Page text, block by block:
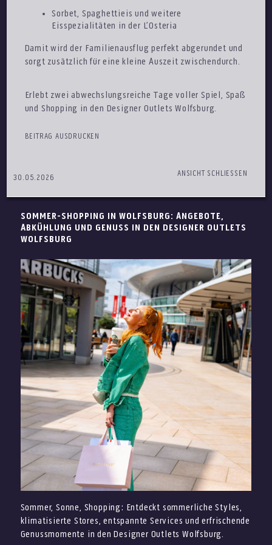
30.05.2026
Sorbet, Spaghettieis und weitere
Eisspezialitäten in der L’Osteria
Damit wird der Familienausflug perfekt abgerundet und
sorgt zusätzlich für eine kleine Auszeit zwischendurch.
Erlebt zwei abwechslungsreiche Tage voller Spiel, Spaß
und Shopping in den Designer Outlets Wolfsburg.
BEITRAG AUSDRUCKEN
ANSICHT SCHLIESSEN
SOMMER-SHOPPING IN WOLFSBURG: ANGEBOTE,
ABKÜHLUNG UND GENUSS IN DEN DESIGNER OUTLETS
WOLFSBURG
Sommer, Sonne, Shopping: Entdeckt sommerliche Styles,
klimatisierte Stores, entspannte Services und erfrischende
Genussmomente in den Designer Outlets Wolfsburg.